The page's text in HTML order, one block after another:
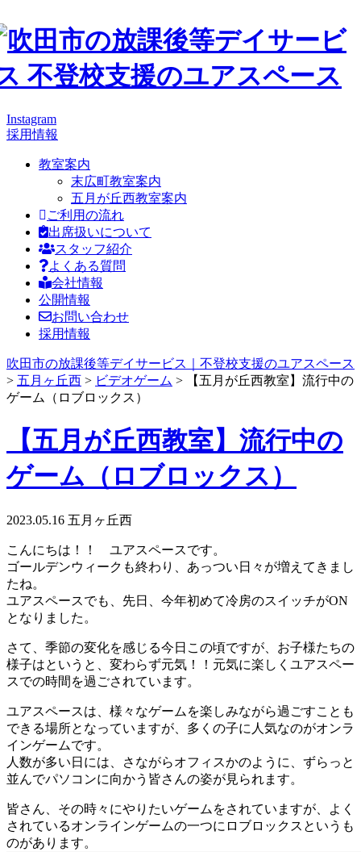
Instagram
採用情報
教室案内
末広町教室案内
五月が丘西教室案内
ご利用の流れ
出席扱いについて
スタッフ紹介
よくある質問
会社情報
公開情報
お問い合わせ
採用情報
吹田市の放課後等デイサービス｜不登校支援のユアスペース
> 五月ヶ丘西 > ビデオゲーム >
【五月が丘西教室】流行中の
ゲーム（ロブロックス）
【五月が丘西教室】流行中の
ゲーム（ロブロックス）
2023.05.16 五月ヶ丘西
こんにちは！！ ユアスペースです。
ゴールデンウィークも終わり、あっつい日々が増えてきまし
たね。
ユアスペースでも、先日、今年初めて冷房のスイッチがON
となりました。
さて、季節の変化を感じる今日この頃ですが、お子様たちの
様子はというと、変わらず元気！！元気に楽しくユアスペー
スでの時間を過ごされています。
ユアスペースは、様々なゲームを楽しみながら過ごすことも
できる場所となっていますが、多くの子に人気なのがオンラ
インゲームです。
人数が多い日には、さながらオフィスかのように、ずらっと
並んでパソコンに向かう皆さんの姿が見られます。
皆さん、その時々にやりたいゲームをされていますが、よく
されているオンラインゲームの一つにロブロックスというも
のがあります。